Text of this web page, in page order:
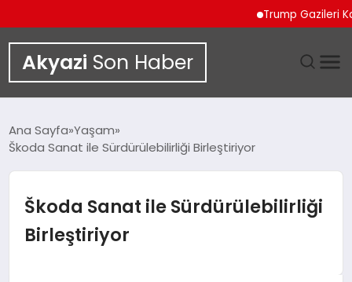
Trump Gazileri Kamyon
Akyazi Son Haber
DÜNYA
EKONOMI
Ana Sayfa Yaşam
Škoda Sanat ile Sürdürülebilirliği Birleştiriyor
Škoda Sanat ile Sürdürülebilirliği
Birleştiriyor